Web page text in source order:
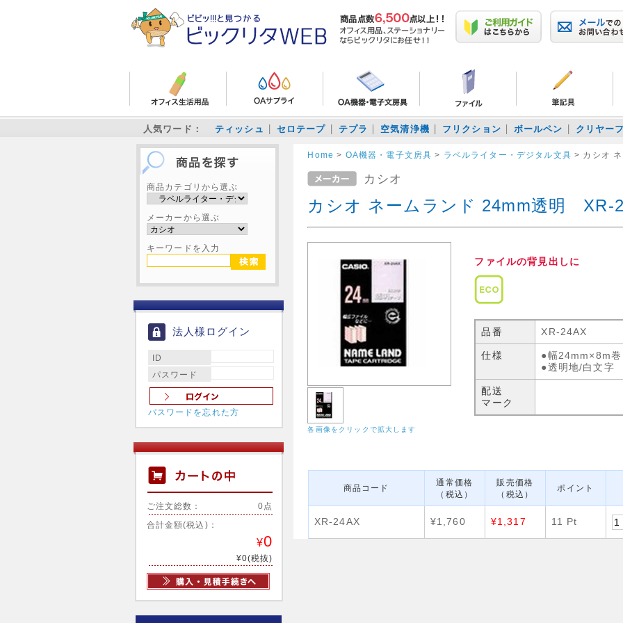
人気ワード： ティッシュ セロテープ テプラ 空気清浄機 フリクション ボールペン クリヤー
商品カテゴリから選ぶ
メーカーから選ぶ
キーワードを入力
法人様ログイン
ID
パスワード
パスワードを忘れた方
ご注文総数： 0点
合計金額(税込)：
¥0
¥0(税抜)
Home > OA機器・電子文房具 > ラベルライター・デジタル文具 > カシオ
カシオ
カシオ ネームランド 24mm透明 XR-
各画像をクリックで拡大します
ファイルの背見出しに
品番 XR-24AX
仕様
●幅24mm×8m巻
●透明地/白文字
配送
マーク
商品コード
通常価格
（税込）
販売価格
（税込）
ポイント
XR-24AX ¥1,760 ¥1,317 11 Pt